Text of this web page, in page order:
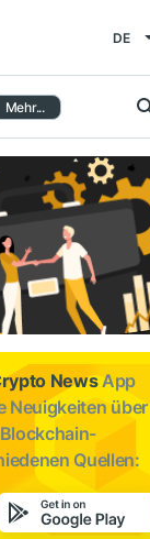
DE
Mehr...
NewsApp
Neuigkeiten über
Quellen: